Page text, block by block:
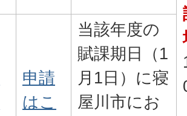
申請
はこ
当該年度の
賦課期日（1
月1日）に寝
屋川市にお